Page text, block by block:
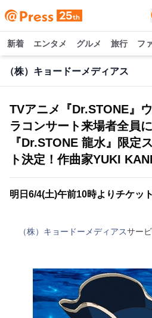
新着 エンタメ グルメ 旅行 フ
（株）キョードーメディアス
TVアニメ『Dr.STONE』
ラコンサート来場者全員
『Dr.STONE 龍水』限定
ト決定！作曲家YUKI
明日6/4(土)午前10時よりチケッ
（株）キョードーメディアスサー